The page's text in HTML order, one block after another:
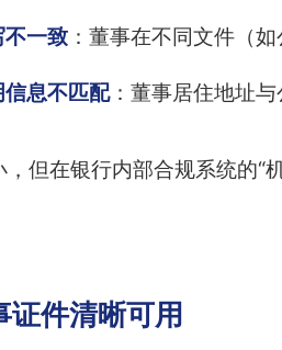
一致：董事在不同文件（
息不匹配：董事居住地址
但在银行内部合规系统的“
证件清晰可用